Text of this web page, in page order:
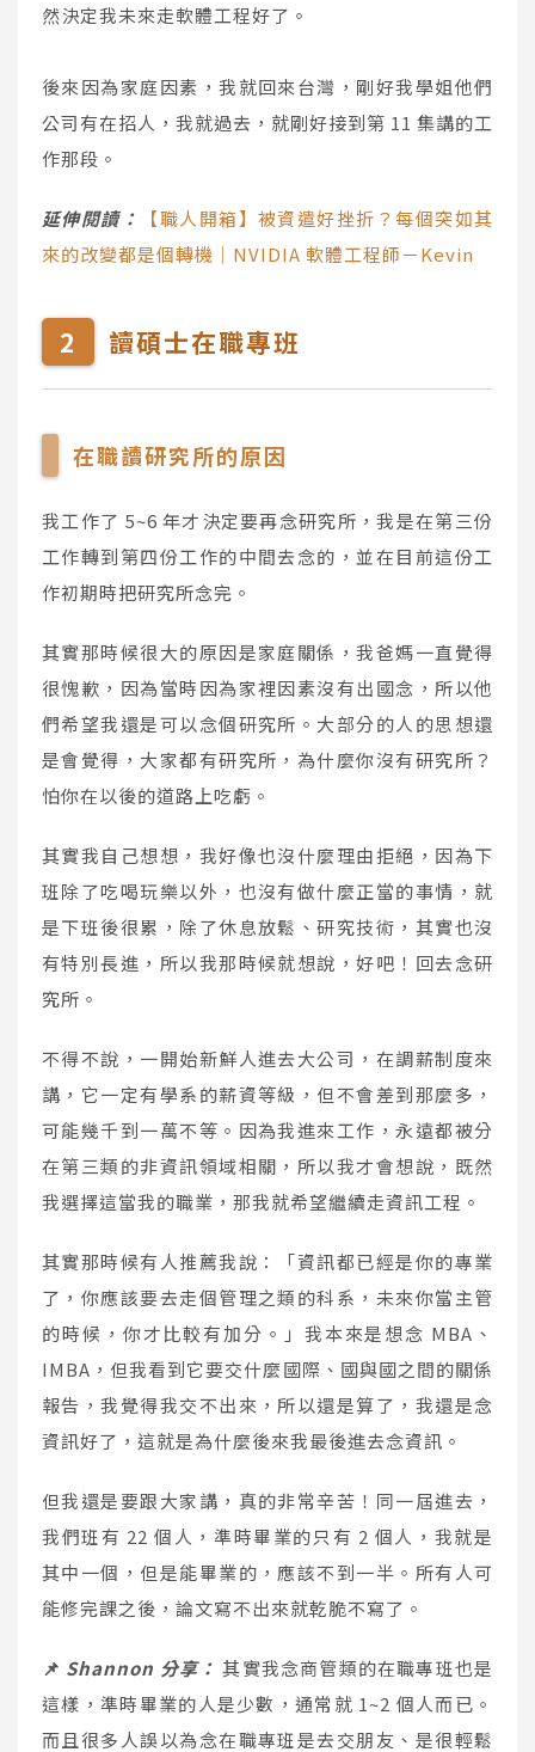
然決定我未來走軟體工程好了。
後來因為家庭因素，我就回來台灣，剛好我學姐他們
公司有在招人，我就過去，就剛好接到第 11 集講的工
作那段。
延伸閱讀：
【職人開箱】被資遣好挫折？每個突如其
來的改變都是個轉機｜NVIDIA 軟體工程師－Kevin
讀碩士在職專班
在職讀研究所的原因
我工作了 5~6 年才決定要再念研究所，我是在第三份
工作轉到第四份工作的中間去念的，並在目前這份工
作初期時把研究所念完。
其實那時候很大的原因是家庭關係，我爸媽一直覺得
很愧歉，因為當時因為家裡因素沒有出國念，所以他
們希望我還是可以念個研究所。大部分的人的思想還
是會覺得，大家都有研究所，為什麼你沒有研究所？
怕你在以後的道路上吃虧。
其實我自己想想，我好像也沒什麼理由拒絕，因為下
班除了吃喝玩樂以外，也沒有做什麼正當的事情，就
是下班後很累，除了休息放鬆、研究技術，其實也沒
有特別長進，所以我那時候就想說，好吧！回去念研
究所。
不得不說，一開始新鮮人進去大公司，在調薪制度來
講，它一定有學系的薪資等級，但不會差到那麼多，
可能幾千到一萬不等。因為我進來工作，永遠都被分
在第三類的非資訊領域相關，所以我才會想說，既然
我選擇這當我的職業，那我就希望繼續走資訊工程。
其實那時候有人推薦我說：「資訊都已經是你的專業
了，你應該要去走個管理之類的科系，未來你當主管
的時候，你才比較有加分。」我本來是想念 MBA、
IMBA，但我看到它要交什麼國際、國與國之間的關係
報告，我覺得我交不出來，所以還是算了，我還是念
資訊好了，這就是為什麼後來我最後進去念資訊。
但我還是要跟大家講，真的非常辛苦！同一屆進去，
我們班有 22 個人，準時畢業的只有 2 個人，我就是
其中一個，但是能畢業的，應該不到一半。所有人可
能修完課之後，論文寫不出來就乾脆不寫了。
📌 Shannon 分享： 其實我念商管類的在職專班也是
這樣，準時畢業的人是少數，通常就 1~2 個人而已。
而且很多人誤以為念在職專班是去交朋友、是很輕鬆